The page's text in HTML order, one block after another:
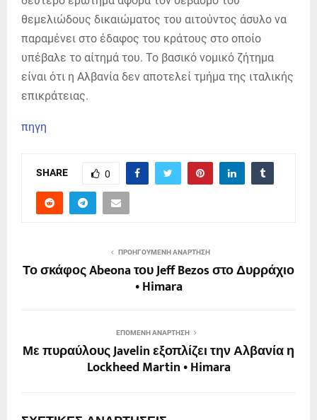
θεμελιώδους δικαιώματος του αιτούντος άσυλο να
παραμένει στο έδαφος του κράτους στο οποίο
υπέβαλε το αίτημά του. Το βασικό νομικό ζήτημα
είναι ότι η Αλβανία δεν αποτελεί τμήμα της ιταλικής
επικράτειας.
πηγη
SHARE 0
ΠΡΟΗΓΟΎΜΕΝΗ ΑΝΆΡΤΗΣΗ
Το σκάφος Abeona του Jeff Bezos στο Δυρράχιο
• Himara
ΕΠΌΜΕΝΗ ΑΝΆΡΤΗΣΗ
Με πυραύλους Javelin εξοπλίζει την Αλβανία η
Lockheed Martin • Himara